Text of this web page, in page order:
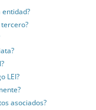
entidad?
LEI?
asociados?